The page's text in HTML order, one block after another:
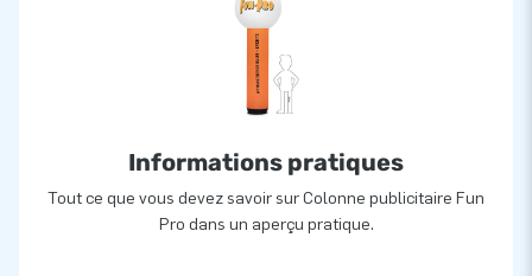
Informations pratiques
Tout ce que vous devez savoir sur Colonne publicitaire Fun
Pro dans un aperçu pratique.